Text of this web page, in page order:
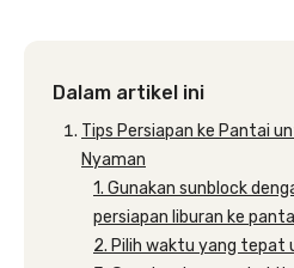
Dalam artikel ini
Tips Persiapan ke Pantai
Nyaman
1. Gunakan sunblock
persiapan liburan ke
2. Pilih waktu yang tepat